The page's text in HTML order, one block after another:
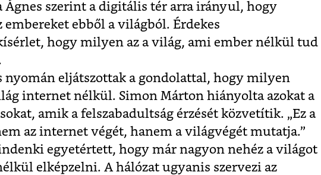
Ágnes szerint a digitális tér arra irányul, hogy
embereket ebből a világból. Érdekes
hogy milyen az a világ, ami ember nélkül tud
nyomán eljátszottak a gondolattal, hogy milyen
internet nélkül. Simon Márton hiányolta azokat a
amik a felszabadultság érzését közvetítik. „Ez a
az internet végét, hanem a világvégét mutatja.”
egyetértett, hogy már nagyon nehéz a világot
elképzelni. A hálózat ugyanis szervezi az